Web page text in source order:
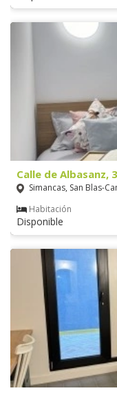
Calle de Albasanz,
Simancas, San Blas-
Habitación
Disponible